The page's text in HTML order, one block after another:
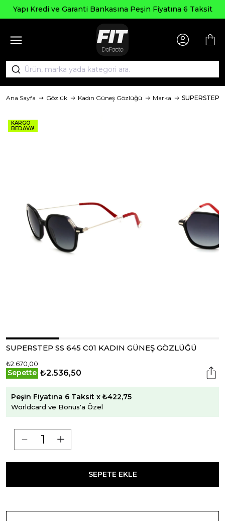
ve Garanti Bankasına Peşin Fiyatına 6 Taksit
Ana Sayfa Gözlük Kadın Güneş Gözlüğü Marka SUPERSTEP
KARGO
BEDAVA!
SUPERSTEP SS 645 C01 KADIN GÜNEŞ GÖZLÜĞÜ
₺2.670,00
Sepette ₺2.536,50
Peşin Fiyatına 6 Taksit x ₺422,75
Worldcard ve Bonus'a Özel
SEPETE EKLE